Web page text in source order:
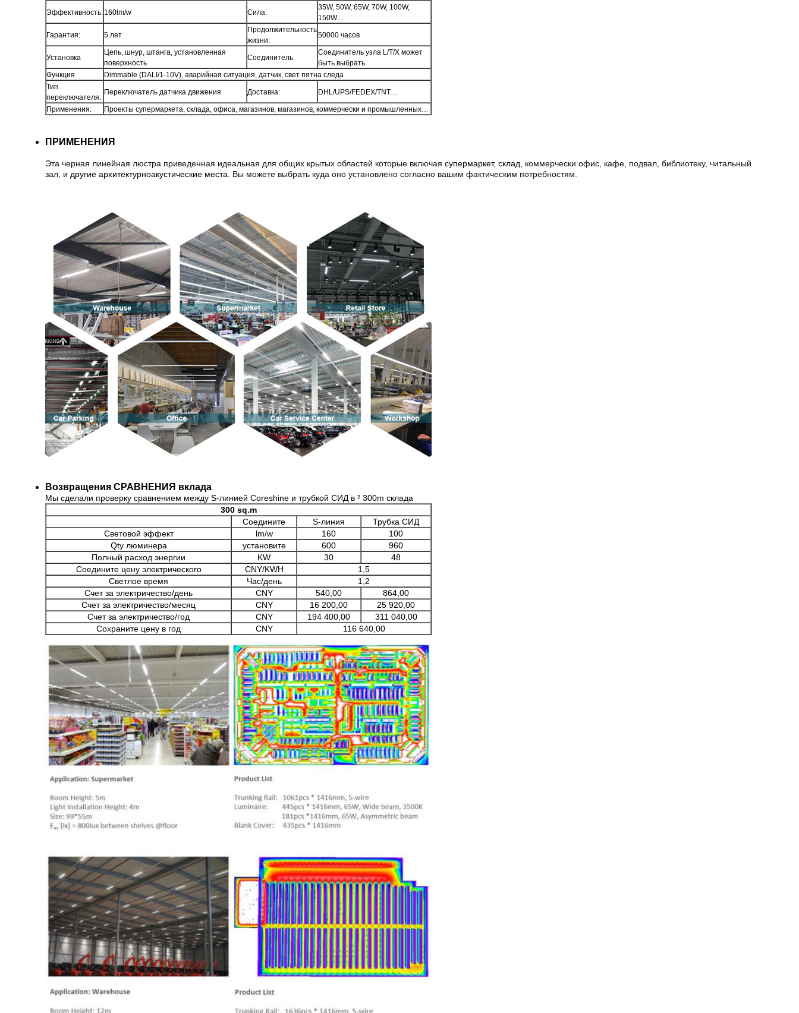
Оставьте сообщение
Отправить
Эффективность: 160lm/w Сила:
35W, 50W, 65W, 70W, 100W,
150W…
Гарантия: 5 лет
Продолжительность
жизни:
50000 часов
Установка
Цепь, шнур, штанга, установленная
поверхность
Соединитель
Соединитель узла L/T/X может
быть выбрать
Функция
Dimmable (DALI/1-10V), аварийная ситуация, датчик, свет пятна следа
Тип
переключателя:
Переключатель датчика движения Доставка: DHL/UPS/FEDEX/TNT…
Применения: Проекты супермаркета, склада, офиса, магазинов, магазинов, коммерчески и промышленных…
ПРИМЕНЕНИЯ
Эта черная линейная люстра приведенная идеальная для общих крытых областей которые включая супермаркет, склад, коммерчески офис, кафе, подвал, библиотеку, читальный
зал, и другие архитектурноакустические места . Вы можете выбрать куда оно установлено согласно вашим фактическим потребностям.
Возвращения СРАВНЕНИЯ вклада
Мы сделали проверку сравнением между S-линией Coreshine и трубкой СИД в ² 300m склада
300 sq.m
Соедините
S-линия
Трубка СИД
Световой эффект
lm/w 160
100
Qty люминера
установите 600
960
Полный расход энергии
KW 30
48
Соедините цену электрического
CNY/KWH
1,5
Светлое время
Час/день
1,2
Счет за электричество/день
CNY 540,00
864,00
Счет за электричество/месяц
CNY 16 200,00
25 920,00
Счет за электричество/год
CNY 194 400,00
311 040,00
Сохраните цену в год
CNY 116 640,00